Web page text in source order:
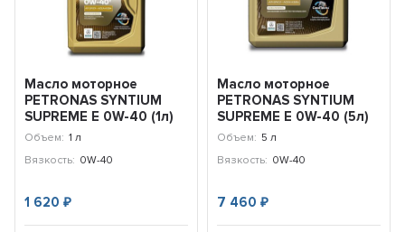
Масло моторное
PETRONAS SYNTIUM
SUPREME E 0W-40 (1л)
71227E18EU
Объем: 1 л
Вязкость: 0W-40
1 620₽
Масло моторное
PETRONAS SYNTIUM
SUPREME E 0W-40 (5л)
71227M12EU
Объем: 5 л
Вязкость: 0W-40
7 460 ₽